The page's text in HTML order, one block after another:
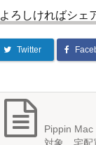
よろしければシェ
Twitter
Pippin Mac